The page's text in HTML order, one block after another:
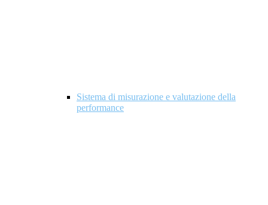
Sistema di misurazione e valutazione della
performance